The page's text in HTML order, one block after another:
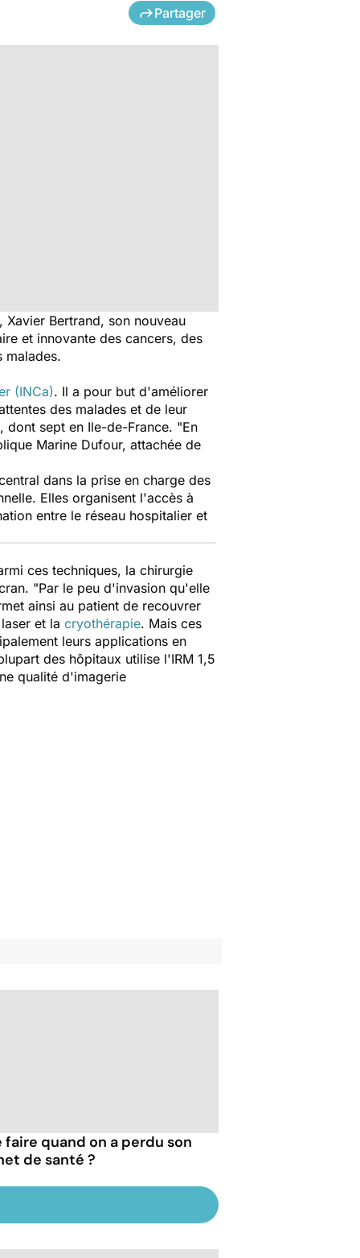
Partager
Bertrand, son nouveau
et innovante des cancers, des
malades.
(INCa). Il a pour but d'améliorer
des malades et de leur
dont sept en Ile-de-France. "En
Marine Dufour, attachée de
dans la prise en charge des
Elles organisent l'accès à
entre le réseau hospitalier et
ces techniques, la chirurgie
"Par le peu d'invasion qu'elle
ainsi au patient de recouvrer
et la cryothérapie. Mais ces
leurs applications en
des hôpitaux utilise l'IRM 1,5
qualité d'imagerie
faire quand on a perdu son
de santé ?